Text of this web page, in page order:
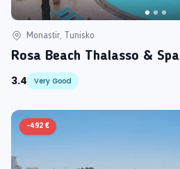
Monastir, Tunisko
Rosa Beach Thalasso & Spa
3.4
Very Good
-492 €